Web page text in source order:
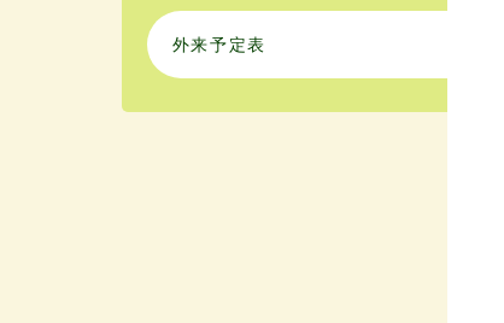
外来予定表